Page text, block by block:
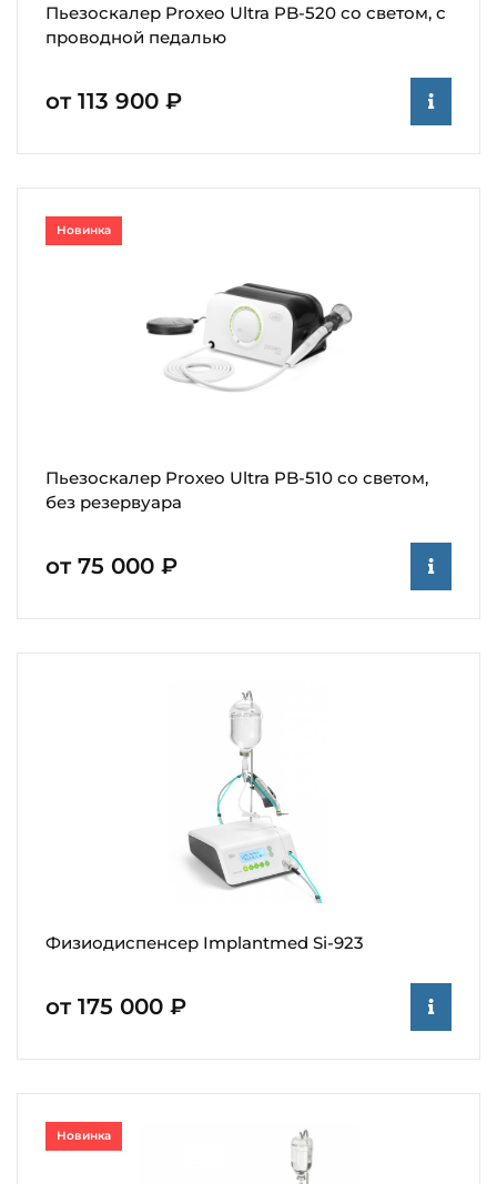
Пьезоскалер Proxeo Ultra PB-520 со светом, с
проводной педалью
от 113 900 ₽
Пьезоскалер Proxeo Ultra PB-510 со светом,
без резервуара
от 75 000 ₽
Новинка
Физиодиспенсер Implantmed Si-923
от 175 000 ₽
Новинка